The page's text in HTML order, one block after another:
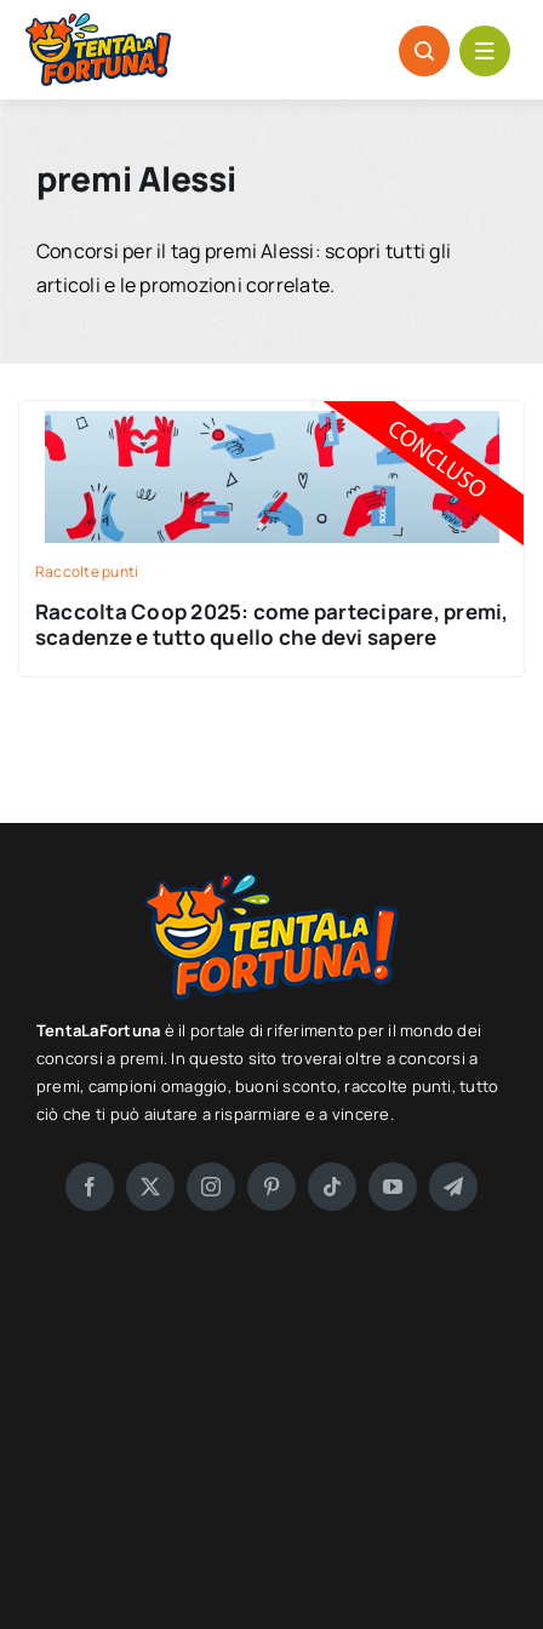
Salta
contenuto
premi Alessi
Concorsi per il tag premi Alessi: scopri tutti gli
articoli e le promozioni correlate.
Raccolte punti
Raccolta Coop 2025: come partecipare, premi,
scadenze e tutto quello che devi sapere
TentaLaFortuna è il portale di riferimento per il mondo dei
concorsi a premi. In questo sito troverai oltre a concorsi a
premi, campioni omaggio, buoni sconto, raccolte punti, tutto
ciò che ti può aiutare a risparmiare e a vincere.